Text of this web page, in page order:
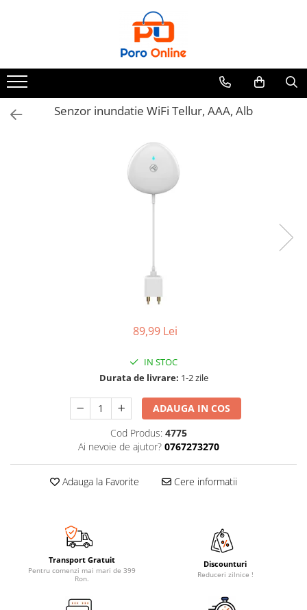
Al Absar
Parfum
Clone
Senzor inundatie WiFi Tellur, AAA, Alb
89,99 Lei
IN STOC
Durata de livrare: 1-2 zile
ADAUGA IN COS
Cod Produs: 4775
Ai nevoie de ajutor? 0767273270
Adauga la Favorite Cere informatii
Transport Gratuit
Pentru comenzi mai mari de 399
Ron.
Discounturi
Reduceri zilnice !